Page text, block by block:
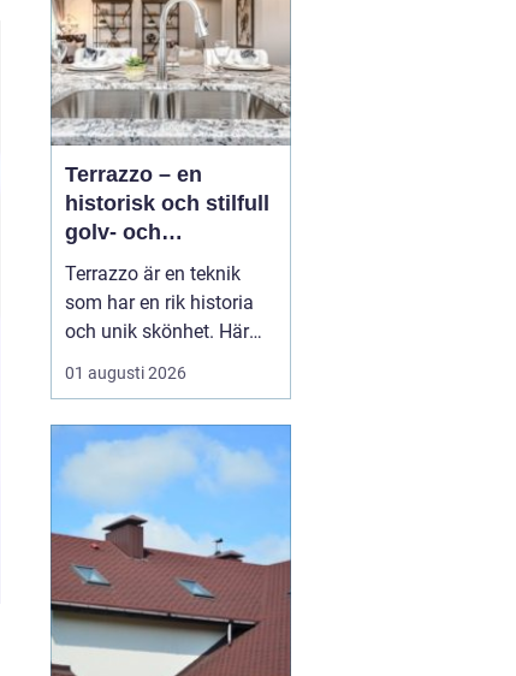
Terrazzo – en
historisk och stilfull
golv- och
bänkskivsteknik
Terrazzo är en teknik
som har en rik historia
och unik skönhet. Här
kommer vi att utforska
vad terrazzo är, dess
och varför det blivit så
populärt idag. Terrazzo
– tidlös d...
01 augusti 2026